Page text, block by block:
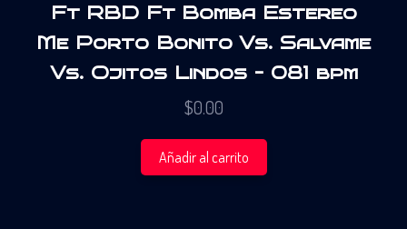
Ft RBD Ft Bomba Estereo
Me Porto Bonito Vs. Salvame
Vs. Ojitos Lindos – 081 bpm
$0.00
Añadir al carrito